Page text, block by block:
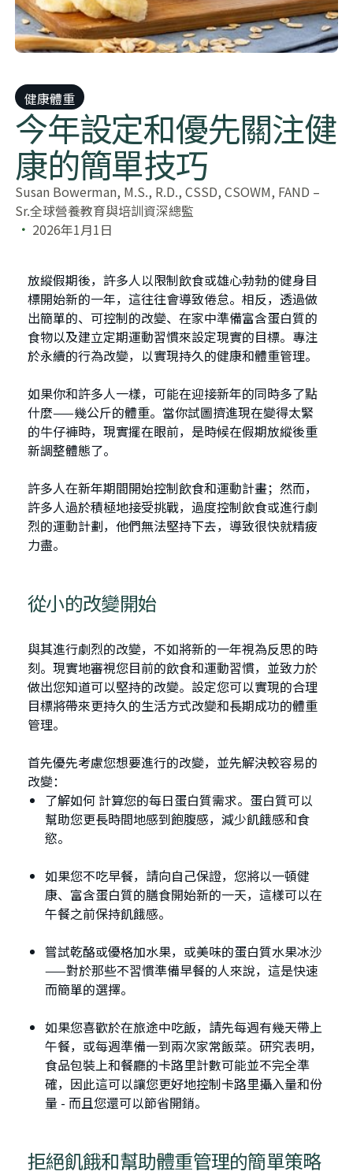
健康體重
今年設定和優先關注健
康的簡單技巧
Susan Bowerman, M.S., R.D., CSSD, CSOWM, FAND –
Sr.全球營養教育與培訓資深總監
2026年1月1日
放縱假期後，許多人以限制飲食或雄心勃勃的健身目
標開始新的一年，這往往會導致倦怠。相反，透過做
出簡單的、可控制的改變、在家中準備富含蛋白質的
食物以及建立定期運動習慣來設定現實的目標。專注
於永續的行為改變，以實現持久的健康和體重管理。
如果你和許多人一樣，可能在迎接新年的同時多了點
什麼——幾公斤的體重。當你試圖擠進現在變得太緊
的牛仔褲時，現實擺在眼前，是時候在假期放縱後重
新調整體態了。
許多人在新年期間開始控制飲食和運動計畫；然而，
許多人過於積極地接受挑戰，過度控制飲食或進行劇
烈的運動計劃，他們無法堅持下去，導致很快就精疲
力盡。
從小的改變開始
與其進行劇烈的改變，不如將新的一年視為反思的時
刻。現實地審視您目前的飲食和運動習慣，並致力於
做出您知道可以堅持的改變。設定您可以實現的合理
目標將帶來更持久的生活方式改變和長期成功的體重
管理。
首先優先考慮您想要進行的改變，並先解決較容易的
改變：
了解如何 計算您的每日蛋白質需求。蛋白質可以
幫助您更長時間地感到飽腹感，減少飢餓感和食
慾。
如果您不吃早餐，請向自己保證，您將以一頓健
康、富含蛋白質的膳食開始新的一天，這樣可以在
午餐之前保持飢餓感。
嘗試乾酪或優格加水果，或美味的蛋白質水果冰沙
——對於那些不習慣準備早餐的人來說，這是快速
而簡單的選擇。
如果您喜歡於在旅途中吃飯，請先每週有幾天帶上
午餐，或每週準備一到兩次家常飯菜。研究表明，
食品包裝上和餐廳的卡路里計數可能並不完全準
確，因此這可以讓您更好地控制卡路里攝入量和份
量 - 而且您還可以節省開銷。
拒絕飢餓和幫助體重管理的簡單策略